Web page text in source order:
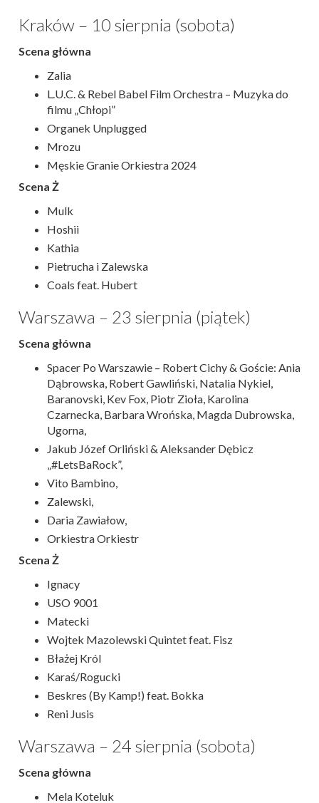
Kraków – 10 sierpnia (sobota)
Scena główna
Zalia
L.U.C. & Rebel Babel Film Orchestra – Muzyka do
filmu „Chłopi”
Organek Unplugged
Mrozu
Męskie Granie Orkiestra 2024
Scena Ż
Mulk
Hoshii
Kathia
Pietrucha i Zalewska
Coals feat. Hubert
Warszawa – 23 sierpnia (piątek)
Scena główna
Spacer Po Warszawie – Robert Cichy & Goście: Ania
Dąbrowska, Robert Gawliński, Natalia Nykiel,
Baranovski, Kev Fox, Piotr Zioła, Karolina
Czarnecka, Barbara Wrońska, Magda Dubrowska,
Ugorna,
Jakub Józef Orliński & Aleksander Dębicz
„#LetsBaRock”,
Vito Bambino,
Zalewski,
Daria Zawiałow,
Orkiestra Orkiestr
Scena Ż
Ignacy
USO 9001
Matecki
Wojtek Mazolewski Quintet feat. Fisz
Błażej Król
Karaś/Rogucki
Beskres (By Kamp!) feat. Bokka
Reni Jusis
Warszawa – 24 sierpnia (sobota)
Scena główna
Mela Koteluk